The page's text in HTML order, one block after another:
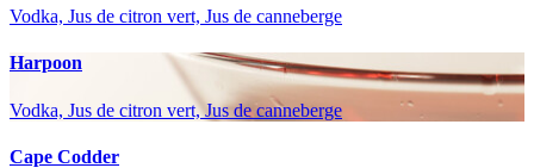
Vodka, Jus de citron vert, Jus de canneberge
Harpoon
Vodka, Jus de citron vert, Jus de canneberge
Cape Codder